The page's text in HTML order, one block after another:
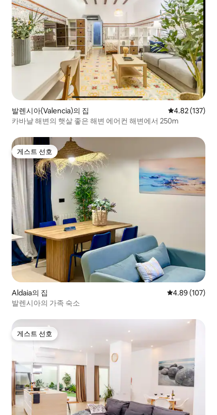
발렌시아(Valencia)의 집 평점 4.82점(5
4.82 (137)
카바냘 해변의 햇살 좋은 해변 에어컨 해변에서 250m
게스트 선호
게스트 선호
Aldaia의 집 평점 4.89점(5
4.89 (107)
발렌시아의 가족 숙소
게스트 선호
게스트 선호